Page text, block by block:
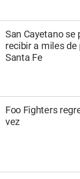
San Cayetano se
recibir a miles de
Santa Fe
Foo Fighters
vez